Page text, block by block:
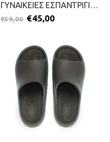
ΓΥΝΑΙΚΕΙΕΣ ΕΣΠΑΝΤΡΙΓΙΕΣ-ENVIE-2199-0495-ΛΑΔΙ
€59,00 €45,00